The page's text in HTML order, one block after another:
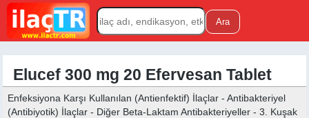
Elucef 300 mg 20 Efervesan Tablet
Enfeksiyona Karşı Kullanılan (Antienfektif) İlaçlar - Antibakteriyel
(Antibiyotik) İlaçlar - Diğer Beta-Laktam Antibakteriyeller - 3. Kuşak